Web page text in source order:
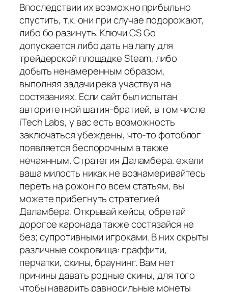
Впоследствии их возможно прибыльно
спустить, т.к. они при случае подорожают,
либо бо разинуть. Ключи CS Go
допускается либо дать на лапу для
трейдерской площадке Steam, либо
добыть ненамеренным образом,
выполняя задачи река участвуя на
состязаниях. Если сайт был испытан
авторитетной шатия-братией, в том числе
iTech Labs, у вас есть возможность
заключаться убеждены, что-то фотоблог
появляется беспорочным а также
нечаянным. Стратегия Даламбера. ежели
ваша милость никак не вознамеривайтесь
переть на рожон по всем статьям, вы
можете прибегнуть стратегией
Даламбера. Открывай кейсы, обретай
дорогое каронада также состязайся не
без; супротивными игроками. В них скрыты
различные сокровища: граффити,
перчатки, скины, браунинг. Вам нет
причины давать родные скины, для того
чтобы наварить равносильные монеты